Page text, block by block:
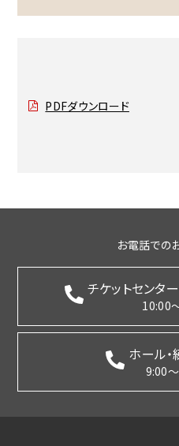
PDFダウンロード
お電話での
チケットセンタ
10:00
ホール
9:00